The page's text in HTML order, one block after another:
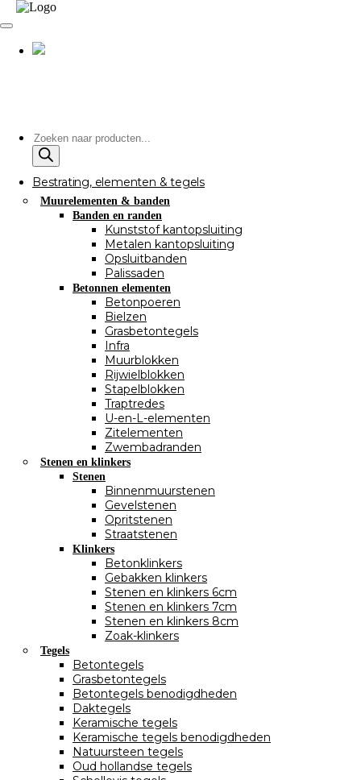
Producten
zoeken
Bestrating, elementen & tegels
Muurelementen & banden
Banden en randen
Kunststof kantopsluiting
Metalen kantopsluiting
Opsluitbanden
Palissaden
Betonnen elementen
Betonpoeren
Bielzen
Grasbetontegels
Infra
Muurblokken
Rijwielblokken
Stapelblokken
Traptredes
U-en-L-elementen
Zitelementen
Zwembadranden
Stenen en klinkers
Stenen
Binnenmuurstenen
Gevelstenen
Opritstenen
Straatstenen
Klinkers
Betonklinkers
Gebakken klinkers
Stenen en klinkers 6cm
Stenen en klinkers 7cm
Stenen en klinkers 8cm
Zoak-klinkers
Tegels
Betontegels
Grasbetontegels
Betontegels benodigdheden
Daktegels
Keramische tegels
Keramische tegels benodigdheden
Natuursteen tegels
Oud hollandse tegels